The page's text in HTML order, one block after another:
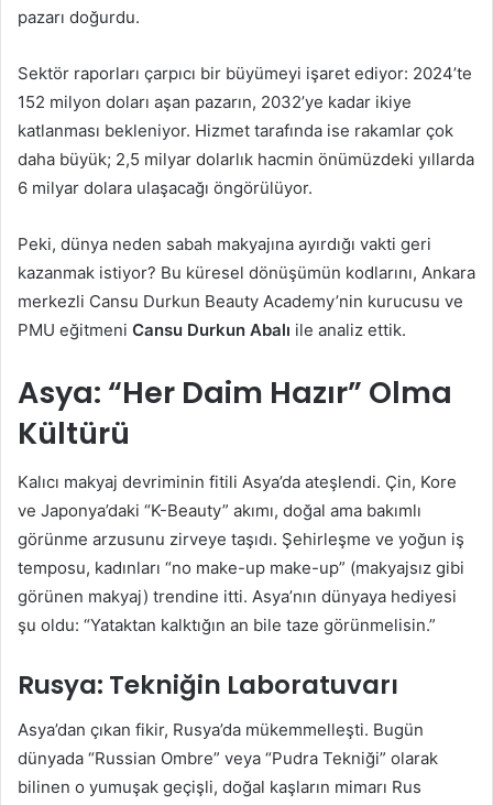
pazarı doğurdu.
Sektör raporları çarpıcı bir büyümeyi işaret ediyor: 2024’te
152 milyon doları aşan pazarın, 2032’ye kadar ikiye
katlanması bekleniyor. Hizmet tarafında ise rakamlar çok
daha büyük; 2,5 milyar dolarlık hacmin önümüzdeki yıllarda
6 milyar dolara ulaşacağı öngörülüyor.
Peki, dünya neden sabah makyajına ayırdığı vakti geri
kazanmak istiyor? Bu küresel dönüşümün kodlarını, Ankara
merkezli Cansu Durkun Beauty Academy’nin kurucusu ve
PMU eğitmeni Cansu Durkun Abalı ile analiz ettik.
Asya: “Her Daim Hazır” Olma
Kültürü
Kalıcı makyaj devriminin fitili Asya’da ateşlendi. Çin, Kore
ve Japonya’daki “K-Beauty” akımı, doğal ama bakımlı
görünme arzusunu zirveye taşıdı. Şehirleşme ve yoğun iş
temposu, kadınları “no make-up make-up” (makyajsız gibi
görünen makyaj) trendine itti. Asya’nın dünyaya hediyesi
şu oldu: “Yataktan kalktığın an bile taze görünmelisin.”
Rusya: Tekniğin Laboratuvarı
Asya’dan çıkan fikir, Rusya’da mükemmelleşti. Bugün
dünyada “Russian Ombre” veya “Pudra Tekniği” olarak
bilinen o yumuşak geçişli, doğal kaşların mimarı Rus